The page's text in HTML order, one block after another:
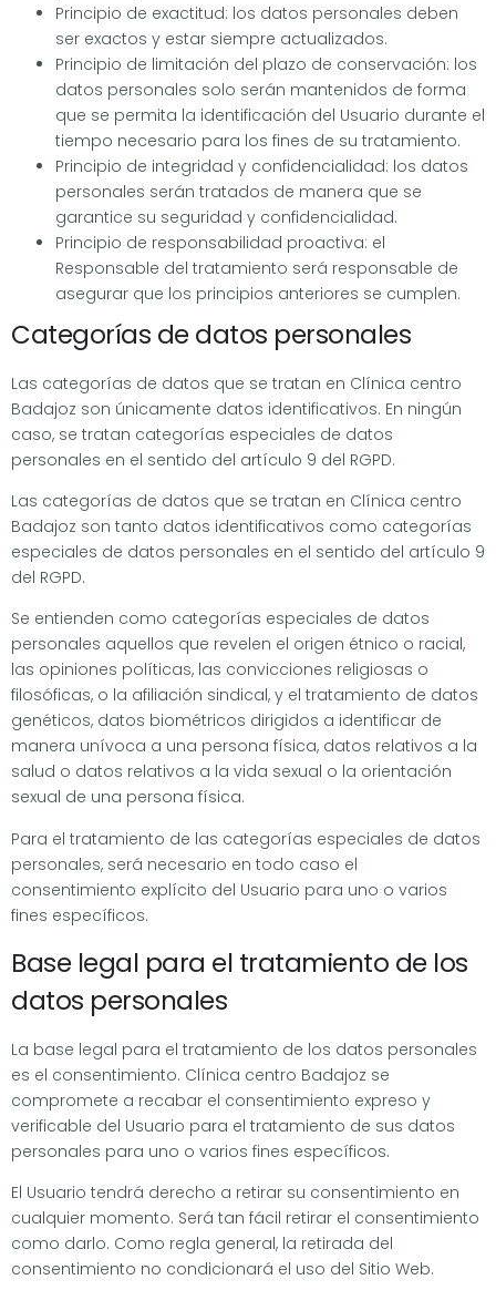
Principio de exactitud: los datos personales deben
ser exactos y estar siempre actualizados.
Principio de limitación del plazo de conservación: los
datos personales solo serán mantenidos de forma
que se permita la identificación del Usuario durante el
tiempo necesario para los fines de su tratamiento.
Principio de integridad y confidencialidad: los datos
personales serán tratados de manera que se
garantice su seguridad y confidencialidad.
Principio de responsabilidad proactiva: el
Responsable del tratamiento será responsable de
asegurar que los principios anteriores se cumplen.
Categorías de datos personales
Las categorías de datos que se tratan en Clínica centro
Badajoz son únicamente datos identificativos. En ningún
caso, se tratan categorías especiales de datos
personales en el sentido del artículo 9 del RGPD.
Las categorías de datos que se tratan en Clínica centro
Badajoz son tanto datos identificativos como categorías
especiales de datos personales en el sentido del artículo 9
del RGPD.
Se entienden como categorías especiales de datos
personales aquellos que revelen el origen étnico o racial,
las opiniones políticas, las convicciones religiosas o
filosóficas, o la afiliación sindical, y el tratamiento de datos
genéticos, datos biométricos dirigidos a identificar de
manera unívoca a una persona física, datos relativos a la
salud o datos relativos a la vida sexual o la orientación
sexual de una persona física.
Para el tratamiento de las categorías especiales de datos
personales, será necesario en todo caso el
consentimiento explícito del Usuario para uno o varios
fines específicos.
Base legal para el tratamiento de los
datos personales
La base legal para el tratamiento de los datos personales
es el consentimiento. Clínica centro Badajoz se
compromete a recabar el consentimiento expreso y
verificable del Usuario para el tratamiento de sus datos
personales para uno o varios fines específicos.
El Usuario tendrá derecho a retirar su consentimiento en
cualquier momento. Será tan fácil retirar el consentimiento
como darlo. Como regla general, la retirada del
consentimiento no condicionará el uso del Sitio Web.